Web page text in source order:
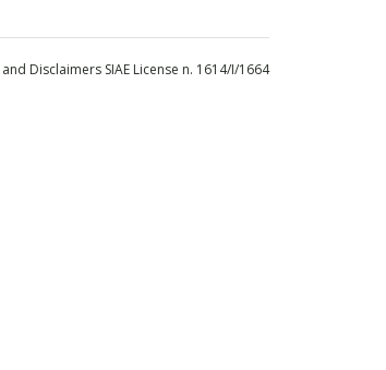
Disclaimers SIAE License n. 1614/I/1664